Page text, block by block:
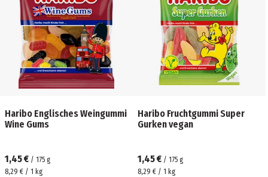
Haribo Englisches Weingummi
Wine Gums
1,45 € / 175 g
8,29 € / 1 kg
Haribo Fruchtgummi Super
Gurken vegan
1,45 € / 175 g
8,29 € / 1 kg